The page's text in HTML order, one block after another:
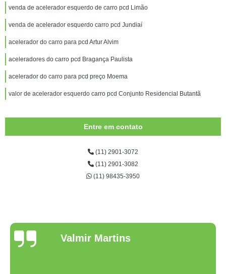
venda de acelerador esquerdo de carro pcd Limão
venda de acelerador esquerdo carro pcd Jundiaí
acelerador do carro para pcd Artur Alvim
aceleradores do carro pcd Bragança Paulista
acelerador do carro para pcd preço Moema
valor de acelerador esquerdo carro pcd Conjunto Residencial Butantã
Entre em contato
(11) 2901-3072
(11) 2901-3082
(11) 98435-3950
Valmir Martins